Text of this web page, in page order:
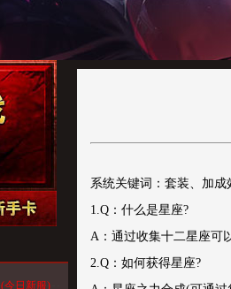
(今日新服)
系统关键词：套装、加成
1.Q：什么是星座?
A：通过收集十二星座可
2.Q：如何获得星座?